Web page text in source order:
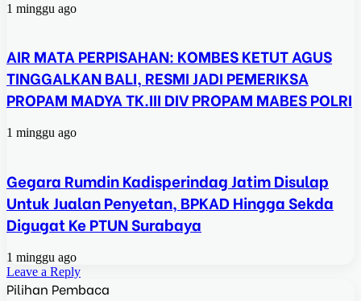
1 minggu ago
AIR MATA PERPISAHAN: KOMBES KETUT AGUS
TINGGALKAN BALI, RESMI JADI PEMERIKSA
PROPAM MADYA TK.III DIV PROPAM MABES POLRI
1 minggu ago
Gegara Rumdin Kadisperindag Jatim Disulap
Untuk Jualan Penyetan, BPKAD Hingga Sekda
Digugat Ke PTUN Surabaya
1 minggu ago
Leave a Reply
Pilihan Pembaca